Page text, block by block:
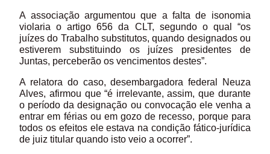
A associação argumentou que a falta de isonomia
violaria o artigo 656 da CLT, segundo o qual “os
juízes do Trabalho substitutos, quando designados ou
estiverem substituindo os juízes presidentes de
Juntas, perceberão os vencimentos destes”.
A relatora do caso, desembargadora federal Neuza
Alves, afirmou que “é irrelevante, assim, que durante
o período da designação ou convocação ele venha a
entrar em férias ou em gozo de recesso, porque para
todos os efeitos ele estava na condição fático-jurídica
de juiz titular quando isto veio a ocorrer”.